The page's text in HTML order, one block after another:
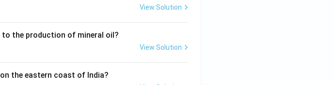
View Solution
the production of mineral oil?
View Solution
the eastern coast of India?